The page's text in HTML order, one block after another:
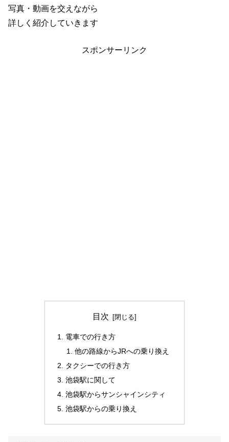
写真・動画を交えながら
詳しく紹介していきます
スポンサーリンク
目次
電車での行き方
他の路線からJRへの乗り換え
タクシーでの行き方
池袋駅に関して
池袋駅からサンシャインシティ
池袋駅からの乗り換え